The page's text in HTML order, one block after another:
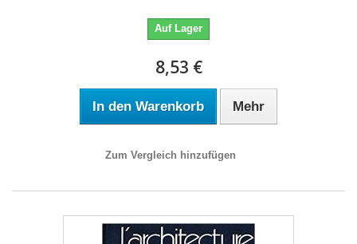
Auf Lager
8,53 €
In den Warenkorb Mehr
Zum Vergleich hinzufügen